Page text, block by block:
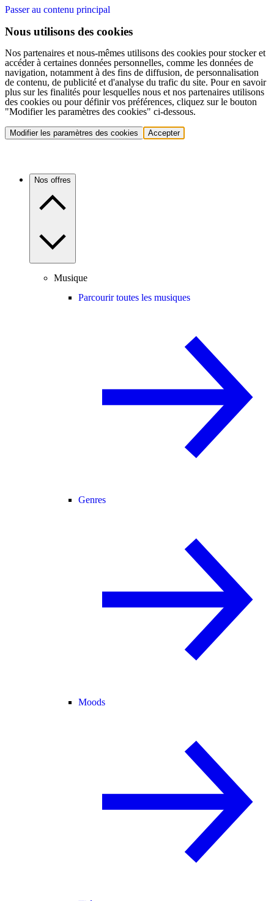
Passer au contenu principal
Nous utilisons des cookies
Nos partenaires et nous-mêmes utilisons des cookies pour stocker et
accéder à certaines données personnelles, comme les données de
navigation, notamment à des fins de diffusion, de personnalisation
de contenu, de publicité et d'analyse du trafic du site. Pour en savoir
plus sur les finalités pour lesquelles nous et nos partenaires utilisons
des cookies ou pour définir vos préférences, cliquez sur le bouton
"Modifier les paramètres des cookies" ci-dessous.
Modifier les paramètres des cookies Accepter
Nos offres
Musique
Parcourir toutes les musiques
Genres
Moods